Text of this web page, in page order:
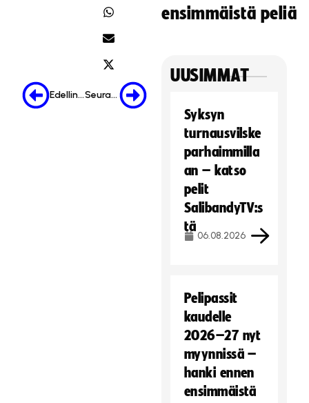
Edellinen Seuraava
ensimmäistä peliä
UUSIMMAT
Syksyn
turnausvilske
parhaimmilla
an – katso
pelit
SalibandyTV:s
tä
06.08.2026
Pelipassit
kaudelle
2026–27 nyt
myynnissä –
hanki ennen
ensimmäistä